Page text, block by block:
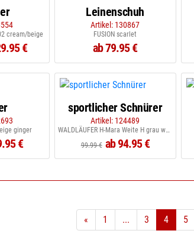
cream/beige
€
Leinenschuh
Artikel: 130867
FUSION scarlet
ab 79.95 €
ginger
€
sportlicher Schnürer
Artikel: 124489
WALDLÄUFER H-Mara Weite H grau weiss grau
99.99 € ab 94.95 €
« 1 ... 3 4 5